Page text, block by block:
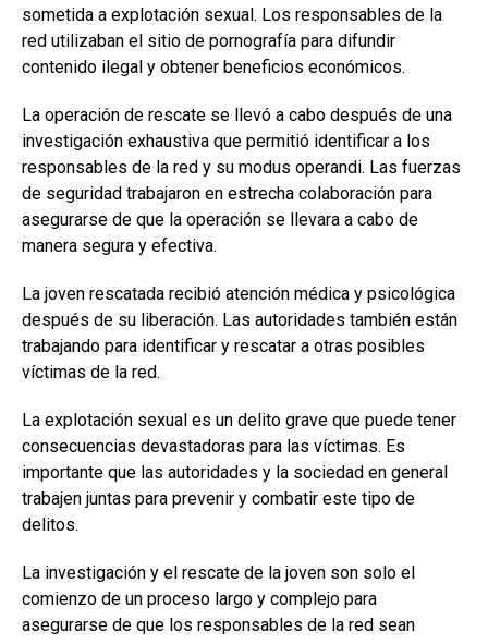
sometida a explotación sexual. Los responsables de la
red utilizaban el sitio de pornografía para difundir
contenido ilegal y obtener beneficios económicos.
La operación de rescate se llevó a cabo después de una
investigación exhaustiva que permitió identificar a los
responsables de la red y su modus operandi. Las fuerzas
de seguridad trabajaron en estrecha colaboración para
asegurarse de que la operación se llevara a cabo de
manera segura y efectiva.
La joven rescatada recibió atención médica y psicológica
después de su liberación. Las autoridades también están
trabajando para identificar y rescatar a otras posibles
víctimas de la red.
La explotación sexual es un delito grave que puede tener
consecuencias devastadoras para las víctimas. Es
importante que las autoridades y la sociedad en general
trabajen juntas para prevenir y combatir este tipo de
delitos.
La investigación y el rescate de la joven son solo el
comienzo de un proceso largo y complejo para
asegurarse de que los responsables de la red sean